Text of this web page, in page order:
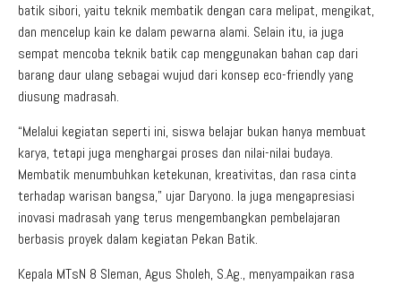
batik sibori, yaitu teknik membatik dengan cara melipat, mengikat,
dan mencelup kain ke dalam pewarna alami. Selain itu, ia juga
sempat mencoba teknik batik cap menggunakan bahan cap dari
barang daur ulang sebagai wujud dari konsep eco-friendly yang
diusung madrasah.
“Melalui kegiatan seperti ini, siswa belajar bukan hanya membuat
karya, tetapi juga menghargai proses dan nilai-nilai budaya.
Membatik menumbuhkan ketekunan, kreativitas, dan rasa cinta
terhadap warisan bangsa,” ujar Daryono. Ia juga mengapresiasi
inovasi madrasah yang terus mengembangkan pembelajaran
berbasis proyek dalam kegiatan Pekan Batik.
Kepala MTsN 8 Sleman, Agus Sholeh, S.Ag., menyampaikan rasa